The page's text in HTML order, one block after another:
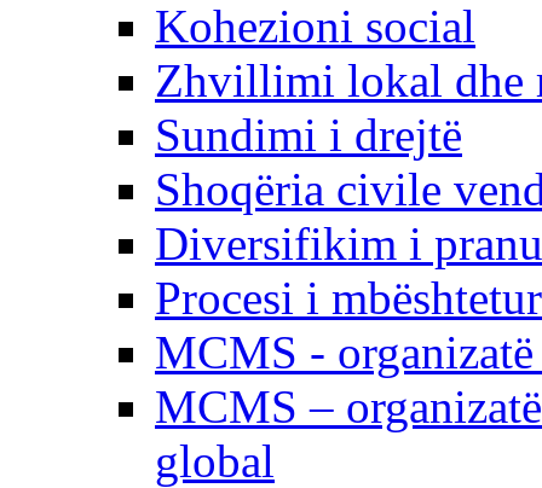
Kohezioni social
Zhvillimi lokal dhe
Sundimi i drejtë
Shoqëria civile
Diversifikim i
Procesi i
MCMS -
MCMS –
global